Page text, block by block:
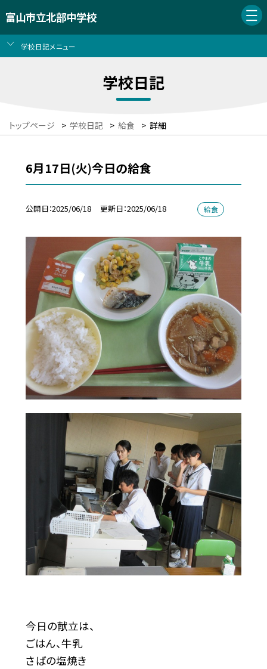
富山市立北部中学校
学校日記メニュー
学校日記
トップページ > 学校日記 > 給食 > 詳細
6月17日(火)今日の給食
公開日 2025/06/18 更新日 2025/06/18 給食
今日の献立は、
ごはん、牛乳
さばの塩焼き